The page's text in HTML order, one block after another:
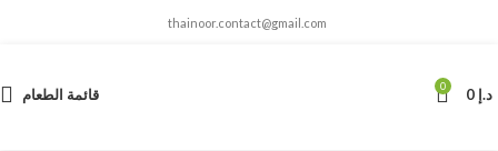
thainoor.contact@gmail.com
قائمة الطعام 0 د.إ